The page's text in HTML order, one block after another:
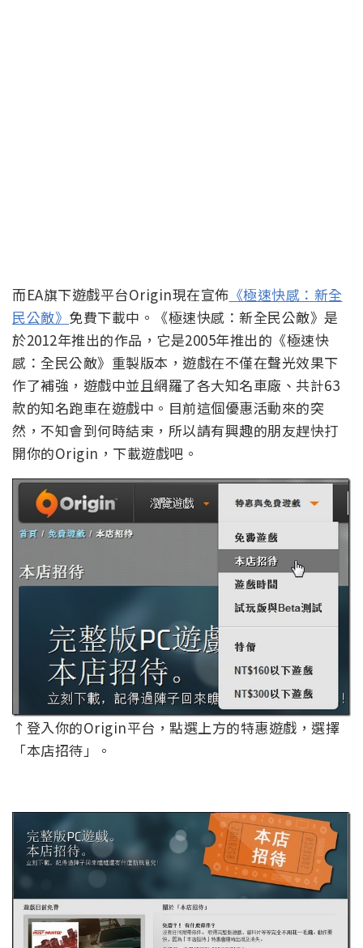
而EA旗下遊戲平台Origin現在宣佈 《極速快感：新全
民公敵》 免費下載中。《極速快感：新全民公敵》是
於2012年推出的作品，它是2005年推出的《極速快
感：全民公敵》重製版本，遊戲在不僅在聲光效果下
作了補強，遊戲中並且網羅了各大知名車廠、共計63
款的知名跑車在遊戲中。目前這個優惠活動來的突
然，不知會到何時結束，所以請有興趣的朋友趕快打
開你的Origin，下載遊戲吧。
↑登入你的Origin平台，點選上方的特惠遊戲，選擇
「本店招待」。